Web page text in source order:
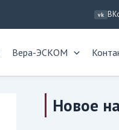
vk
Вера-ЭСКОМ
Новое